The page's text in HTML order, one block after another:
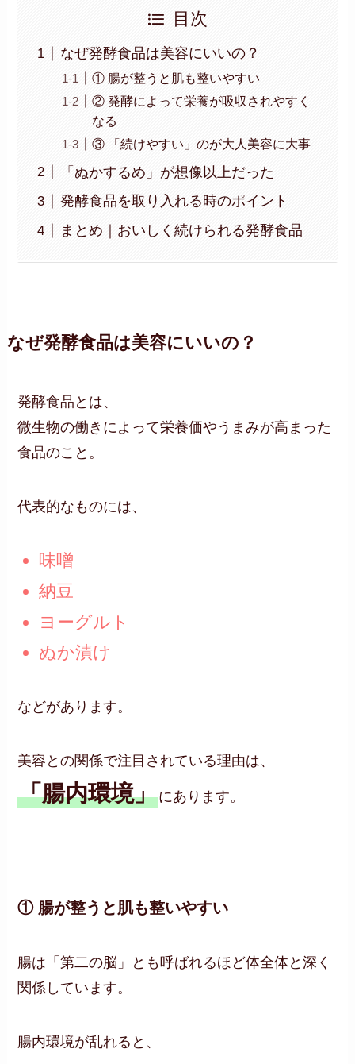
目次
なぜ発酵食品は美容にいいの？
① 腸が整うと肌も整いやすい
② 発酵によって栄養が吸収されやすく
なる
③ 「続けやすい」のが大人美容に大事
「ぬかするめ」が想像以上だった
発酵食品を取り入れる時のポイント
まとめ｜おいしく続けられる発酵食品
なぜ発酵食品は美容にいいの？
発酵食品とは、
微生物の働きによって栄養価やうまみが高まった
食品のこと。
代表的なものには、
味噌
納豆
ヨーグルト
ぬか漬け
などがあります。
美容との関係で注目されている理由は、
「腸内環境」にあります。
① 腸が整うと肌も整いやすい
腸は「第二の脳」とも呼ばれるほど体全体と深く
関係しています。
腸内環境が乱れると、